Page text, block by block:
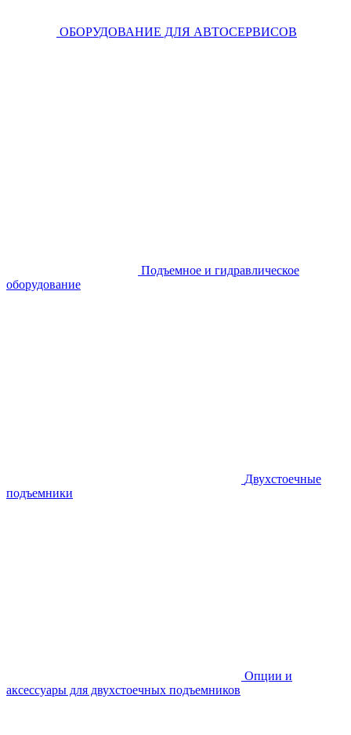
ОБОРУДОВАНИЕ ДЛЯ АВТОСЕРВИСОВ
Подъемное и гидравлическое
оборудование
Двухстоечные
подъемники
Опции и
аксессуары для двухстоечных подъемников